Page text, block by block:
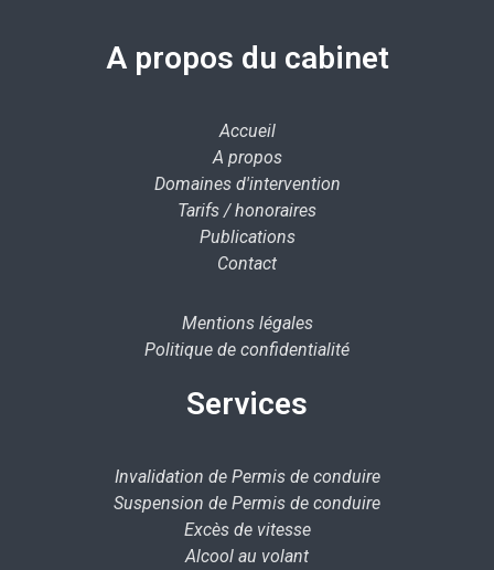
A propos du cabinet
Accueil
A propos
Domaines d'intervention
Tarifs / honoraires
Publications
Contact
Mentions légales
Politique de confidentialité
Services
Invalidation de Permis de conduire
Suspension de Permis de conduire
Excès de vitesse
Alcool au volant